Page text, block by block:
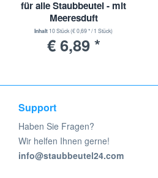
für alle Staubbeutel - mit
Meeresduft
Inhalt 10 Stück(€ 0,69 * / 1 Stück)
€ 6,89 *
Support
Haben Sie Fragen?
Wir helfen Ihnen gerne!
info@staubbeutel24.com